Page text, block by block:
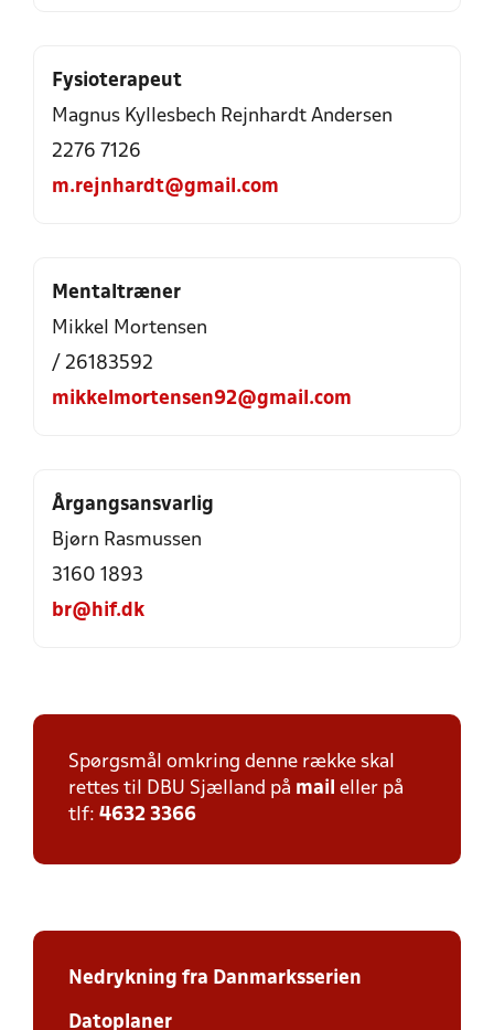
Fysioterapeut
Magnus Kyllesbech Rejnhardt Andersen
2276 7126
m.rejnhardt@gmail.com
Mentaltræner
Mikkel Mortensen
/ 26183592
mikkelmortensen92@gmail.com
Årgangsansvarlig
Bjørn Rasmussen
3160 1893
br@hif.dk
Spørgsmål omkring denne række skal
rettes til DBU Sjælland på mail eller på
tlf: 4632 3366
Nedrykning fra Danmarksserien
Datoplaner